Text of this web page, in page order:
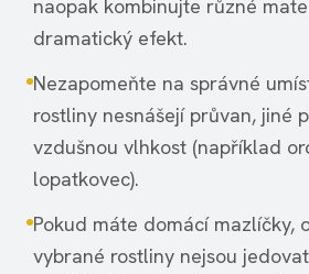
naopak kombinujte různé
dramatický efekt.
Nezapomeňte na správné
rostliny nesnášejí průvan, jiné
vzdušnou vlhkost (například
lopatkovec).
Pokud máte domácí mazlíčky,
vybrané rostliny nejsou